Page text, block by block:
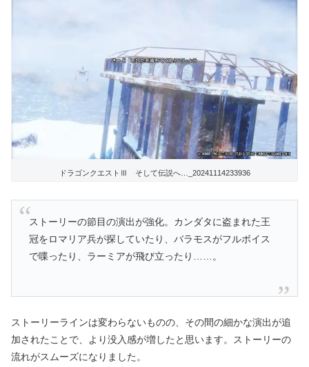
ドラゴンクエストⅢ そして伝説へ…_20241114233936
ストーリーの節目の演出が強化。カンダタに盗まれた王
冠をロマリア兵が探していたり、バラモスがフルボイス
で喋ったり、ラーミアが飛び立ったり……。
ストーリーラインは変わらないものの、その間の細かな演出が追
加されたことで、より没入感が増したと思います。ストーリーの
流れがスムーズになりました。